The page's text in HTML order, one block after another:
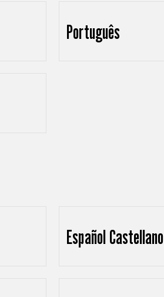
Português
Español Castellano